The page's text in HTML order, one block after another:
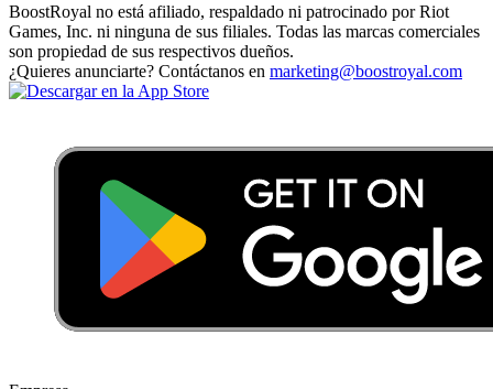
BoostRoyal no está afiliado, respaldado ni patrocinado por Riot
Games, Inc. ni ninguna de sus filiales. Todas las marcas comerciales
son propiedad de sus respectivos dueños.
¿Quieres anunciarte? Contáctanos en marketing@boostroyal.com